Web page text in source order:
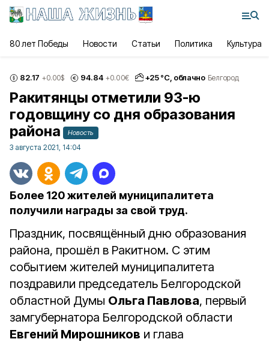
80 лет Победы Новости Статьи Политика Культура
82.17 +0.00$ 94.84 +0.00€ +25°С, облачно Белгород
Ракитянцы отметили 93-ю
годовщину со дня образования
района
Новость
3 августа 2021, 14:04
Более 120 жителей муниципалитета
получили награды за свой труд.
Праздник, посвящённый дню образования
района, прошёл в Ракитном. С этим
событием жителей муниципалитета
поздравили председатель Белгородской
областной Думы Ольга Павлова, первый
замгубернатора Белгородской области
Евгений Мирошников и глава